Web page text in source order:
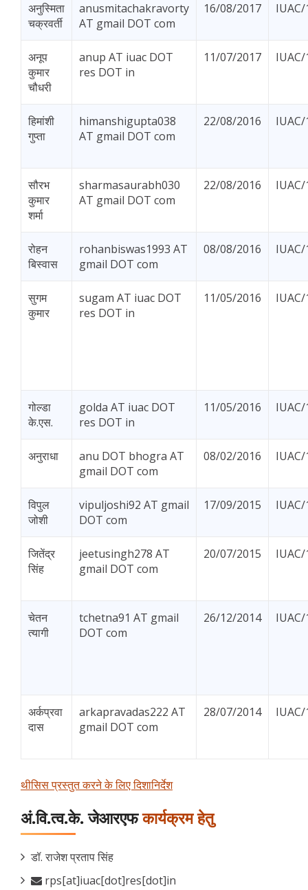
अनुस्मिता
चक्रवर्ती
anusmitachakravorty
AT gmail DOT com
16/08/2017
अनूप
कुमार
चौधरी
anup AT iuac DOT
res DOT in
11/07/2017
हिमांशी
गुप्ता
himanshigupta038
AT gmail DOT com
22/08/2016
सौरभ
कुमार
शर्मा
sharmasaurabh030
AT gmail DOT com
22/08/2016
रोहन
बिस्वास
rohanbiswas1993 AT
gmail DOT com
08/08/2016
सुगम
कुमार
sugam AT iuac DOT
res DOT in
11/05/2016
गोल्डा
के.एस.
golda AT iuac DOT
res DOT in
11/05/2016
अनुराधा
anu DOT bhogra AT
gmail DOT com
08/02/2016
विपुल
जोशी
vipuljoshi92 AT gmail
DOT com
17/09/2015
जितेंद्र
सिंह
jeetusingh278 AT
gmail DOT com
20/07/2015
चेतन
त्यागी
tchetna91 AT gmail
DOT com
26/12/2014
अर्कप्रवा
दास
arkapravadas222 AT
gmail DOT com
28/07/2014
थीसिस प्रस्तुत करने के लिए दिशानिर्देश
अं.वि.त्व.के. जेआरएफकार्यक्रम हेतु
डॉ. राजेश प्रताप सिंह
rps[at]iuac[dot]res[dot]in